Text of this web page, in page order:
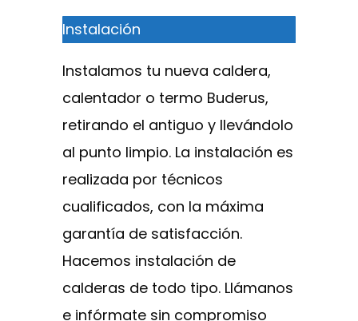
Instalación
Instalamos tu nueva caldera,
calentador o termo Buderus,
retirando el antiguo y llevándolo
al punto limpio. La instalación es
realizada por técnicos
cualificados, con la máxima
garantía de satisfacción.
Hacemos instalación de
calderas de todo tipo. Llámanos
e infórmate sin compromiso